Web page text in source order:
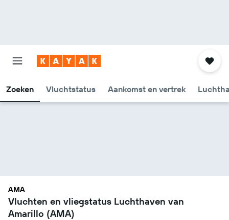
Zoeken Vluchtstatus Aankomst en vertrek
AMA
Vluchten en vliegstatus Luchthaven van
Amarillo (AMA)